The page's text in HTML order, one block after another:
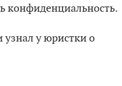
конфиденциальность.
узнал у юристки о